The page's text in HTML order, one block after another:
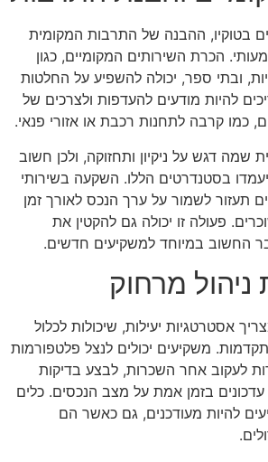
בטוקיו, ההבנה של התרבות המקומית
הכרת השירותים המקומיים, כגון
ובתי ספר, יכולה להשפיע על החלטות
להיות מודעים להעדפות ולצרכים של
כמו קרבה לתחנות רכבת או אזורי פנאי.
שמה דגש על ניקיון ותחזוקה, ולכן חשוב
בסטנדרטים הללו. השקעה בשירותי
תעזור לשמור על ערך הנכס לאורך זמן
פעולה זו יכולה גם להקטין את
החשוב במיוחד למשקיעים חדשים.
מרחוק
אסטרטגיות יעילות, שיכולות לכלול
משקיעים יכולים לנצל פלטפורמות
לעקוב אחר השכרות, לבצע בדיקות
עדכונים בזמן אמת על מצב הנכסים. כלים
להיות מעודכנים, גם כאשר הם